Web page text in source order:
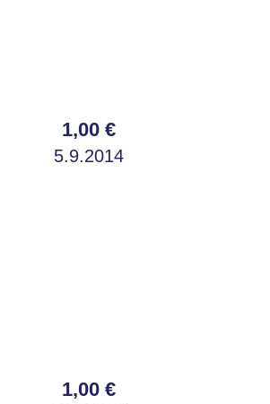
1,00 €
5.9.2014
1,00 €